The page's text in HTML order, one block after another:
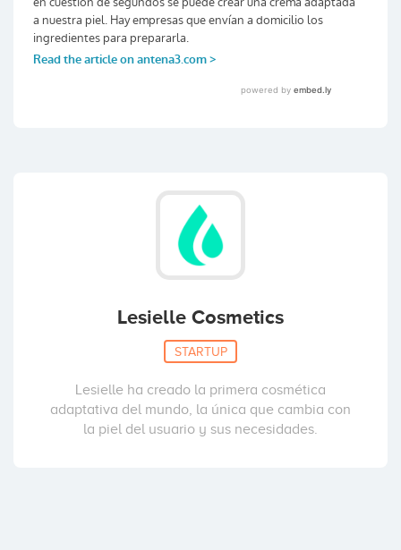
Lesielle Cosmetics
STARTUP
Lesielle ha creado la primera cosmética
adaptativa del mundo, la única que cambia con
la piel del usuario y sus necesidades.